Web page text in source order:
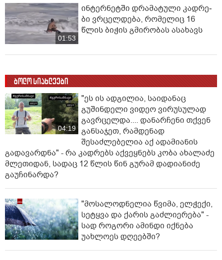
01:53
ინ­ტერ­ნეტ­ში დრა­მა­ტუ­ლი კად­რე­
ბი ვრცელდება, რომელიც 16
წლის ბიჭის გმირობას ასახავს
ბოლო სიახლეები
04:19
"ეს ის ადგილია, საიდანაც
გუშინდელი ვიდეო ვირუსულად
გავრცელდა.... დანარჩენი თქვენ
განსაჯეთ, რამდენად
შესაძლებელია აქ ადამიანის
გადავარდნა" - რა კადრებს აქვეყნებს კობა ახალაძე
მლეთიდან, სადაც 12 წლის წინ გურამ დადიანიძე
გაუჩინარდა?
"მოსალოდნელია წვიმა, ელჭექი,
სეტყვა და ქარის გაძლიერება" -
სად როგორი ამინდი იქნება
უახლოეს დღეებში?